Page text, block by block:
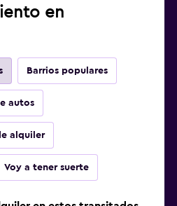
en
Barrios populares
autos
alquiler
Voy a tener suerte